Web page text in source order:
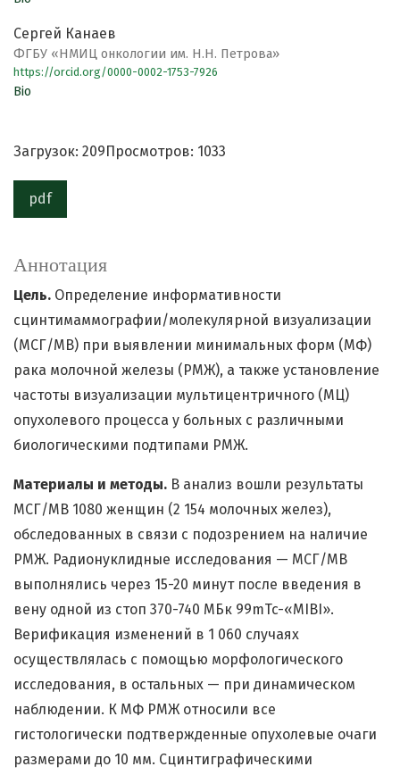
Сергей Канаев
ФГБУ «НМИЦ онкологии им. Н.Н. Петрова»
https://orcid.org/0000-0002-1753-7926
Bio
Загрузок: 209 Просмотров: 1033
pdf
Аннотация
Цель. Определение информативности
сцинтимаммографии/молекулярной визуализации
(МСГ/МВ) при выявлении минимальных форм (МФ)
рака молочной железы (РМЖ), а также установление
частоты визуализации мультицентричного (МЦ)
опухолевого процесса у больных с различными
биологическими подтипами РМЖ.
Материалы и методы. В анализ вошли результаты
МСГ/МВ 1080 женщин (2 154 молочных желез),
обследованных в связи с подозрением на наличие
РМЖ. Радионуклидные исследования — МСГ/МВ
выполнялись через 15-20 минут после введения в
вену одной из стоп 370-740 МБк 99mTc-«MIBI».
Верификация изменений в 1 060 случаях
осуществлялась с помощью морфологического
исследования, в остальных — при динамическом
наблюдении. К МФ РМЖ относили все
гистологически подтвержденные опухолевые очаги
размерами до 10 мм. Сцинтиграфическими